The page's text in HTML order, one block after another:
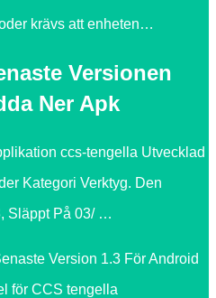
krävs att enheten…
Versionen
Ner Apk
ccs-tengella Utvecklad
Kategori Verktyg. Den
Släppt På 03/ …
Version 1.3 För Android
för CCS tengella